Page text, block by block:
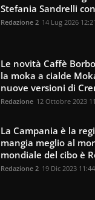
Stefania Sandrelli
Redazione 2 14 Lug 2026 12:21
Le novità Caffè
la moka a cialde
nuove versioni di
Redazione 12 Ottobre 2023
La Campania è la
mangia meglio al
mondiale del cibo è
Redazione 2 19 Dic 2023 11:44